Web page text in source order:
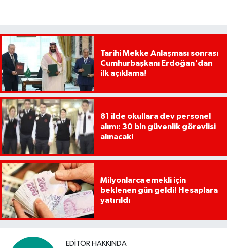
Tarihi Mekke Anlaşması sonrası
Cumhurbaşkanı Erdoğan'dan
ilk açıklama!
81 ilde okullara dev personel
alımı: 30 bin güvenlik görevlisi
alınacak!
Milyonlarca emekli için
beklenen gün geldi! Hesaplara
yatırıldı
EDITÖR HAKKINDA